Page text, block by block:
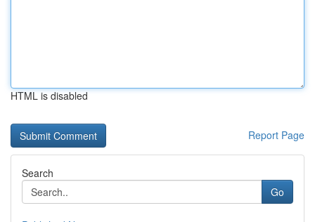
HTML is disabled
Report Page
Search
Go